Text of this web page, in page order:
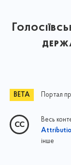
Портал
Весь
інше